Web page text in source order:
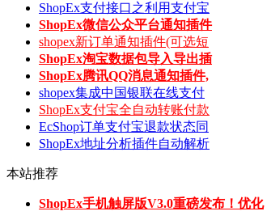
ShopEx支付接口之利用支付宝
ShopEx微信公众平台通知插件
shopex新订单通知插件(可选短
ShopEx淘宝数据包导入导出插
ShopEx腾讯QQ消息通知插件,
shopex集成中国银联在线支付
ShopEx支付宝全自动转账付款
EcShop订单支付宝退款状态同
ShopEx地址分析插件自动解析
本站推荐
ShopEx手机触屏版V3.0重磅发布！优化